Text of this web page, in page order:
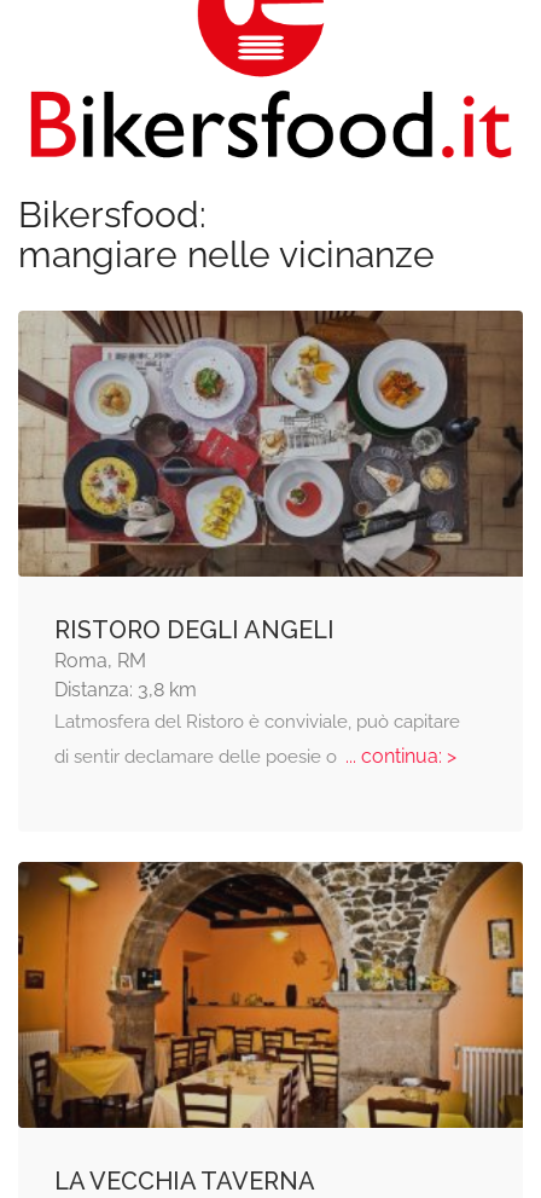
Bikersfood:
mangiare nelle vicinanze
RISTORO DEGLI ANGELI
Roma, RM
Distanza: 3,8 km
Latmosfera del Ristoro è conviviale, può capitare
di sentir declamare delle poesie o... continua: >
LA VECCHIA TAVERNA